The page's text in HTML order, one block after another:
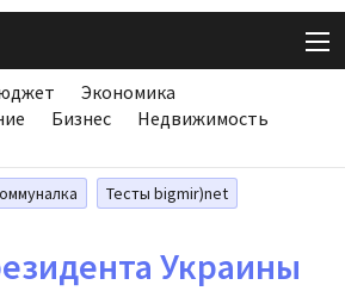
Экономика
Бизнес
Недвижимость
Тесты bigmir)net
Украины